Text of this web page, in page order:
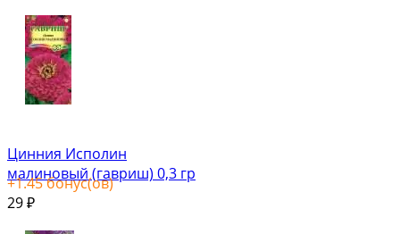
Цинния Исполин
малиновый (гавриш) 0,3 гр
+1.45бонус(ов)
29 ₽